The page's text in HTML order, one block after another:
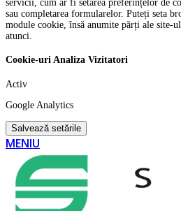
servicii, cum ar fi setarea preferințelor de
sau completarea formularelor. Puteți seta
module cookie, însă anumite părți ale site-
atunci.
Cookie-uri Analiza Vizitatori
Activ
Google Analytics
Salvează setările
MENIU